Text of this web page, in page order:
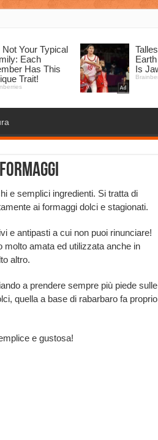
e semplici ingredienti. Si tratta di
ai formaggi dolci e stagionati.
e antipasti a cui non puoi rinunciare!
molto amata ed utilizzata anche in
altro.
a prendere sempre più piede sulle
quella a base di rabarbaro fa proprio
e gustosa!